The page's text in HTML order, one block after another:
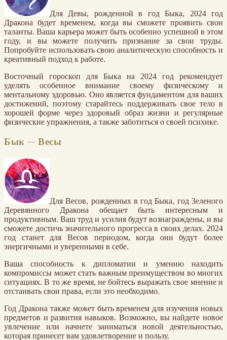
Для Девы, рожденной в год Быка, 2024 год
Дракона будет временем, когда вы сможете проявить свои
таланты. Ваша карьера может быть особенно успешной в этом
году, и вы можете получить признание за свои труды.
Попробуйте использовать свою аналитическую способность и
креативный подход к работе.
Восточный гороскоп для Быка на 2024 год рекомендует
уделять особенное внимание своему физическому и
ментальному здоровью. Оно является фундаментом для ваших
достижений, поэтому старайтесь поддерживать свое тело в
хорошей форме через здоровый образ жизни и регулярные
физические упражнения, а также заботиться о своей психике.
Бык — Весы
Для Весов, рожденных в год Быка, год Зеленого
Деревянного Дракона обещает быть интересным и
продуктивным. Ваш труд и усилия будут вознаграждены, и вы
сможете достичь значительного прогресса в своих делах. 2024
год станет для Весов периодом, когда они будут более
энергичными и уверенными в себе.
Ваша способность к дипломатии и умению находить
компромиссы может стать важным преимуществом во многих
ситуациях. В то же время, не бойтесь выражать свое мнение и
отстаивать свои права, если это необходимо.
Год Дракона также может быть временем для изучения новых
предметов и развития навыков. Возможно, вы найдете новое
увлечение или начнете заниматься новой деятельностью,
которая принесет вам удовлетворение и пользу.